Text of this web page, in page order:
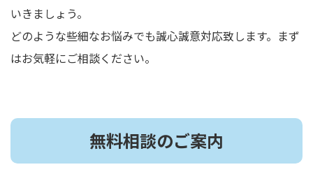
いきましょう。
どのような些細なお悩みでも誠心誠意対応致します。まず
はお気軽にご相談ください。
無料相談のご案内